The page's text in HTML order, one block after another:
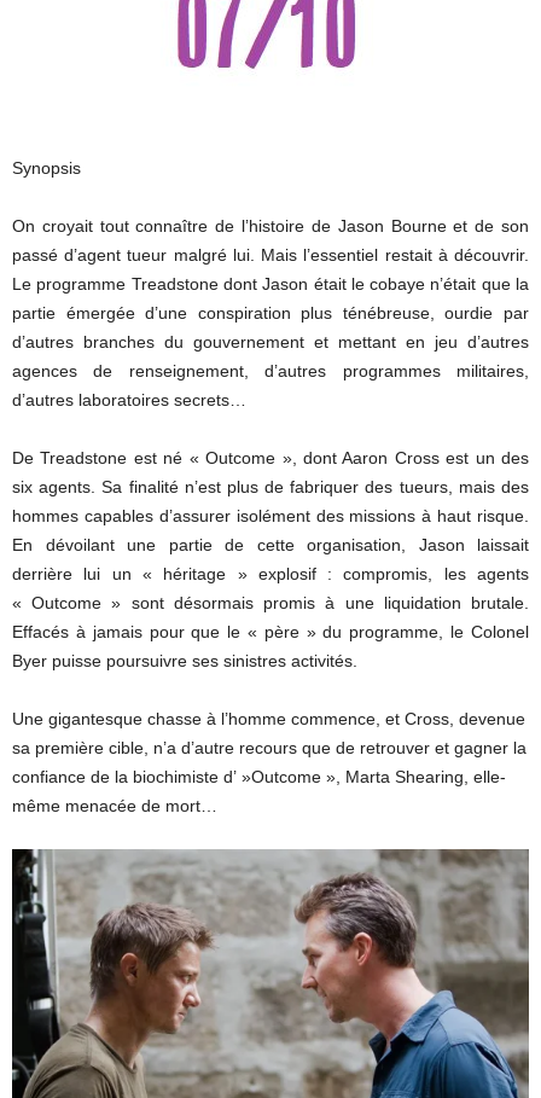
Synopsis
On croyait tout connaître de l’histoire de Jason Bourne et de son
passé d’agent tueur malgré lui. Mais l’essentiel restait à découvrir.
Le programme Treadstone dont Jason était le cobaye n’était que la
partie émergée d’une conspiration plus ténébreuse, ourdie par
d’autres branches du gouvernement et mettant en jeu d’autres
agences de renseignement, d’autres programmes militaires,
d’autres laboratoires secrets…
De Treadstone est né « Outcome », dont Aaron Cross est un des
six agents. Sa finalité n’est plus de fabriquer des tueurs, mais des
hommes capables d’assurer isolément des missions à haut risque.
En dévoilant une partie de cette organisation, Jason laissait
derrière lui un « héritage » explosif : compromis, les agents
« Outcome » sont désormais promis à une liquidation brutale.
Effacés à jamais pour que le « père » du programme, le Colonel
Byer puisse poursuivre ses sinistres activités.
Une gigantesque chasse à l’homme commence, et Cross, devenue
sa première cible, n’a d’autre recours que de retrouver et gagner la
confiance de la biochimiste d’ »Outcome », Marta Shearing, elle-
même menacée de mort…